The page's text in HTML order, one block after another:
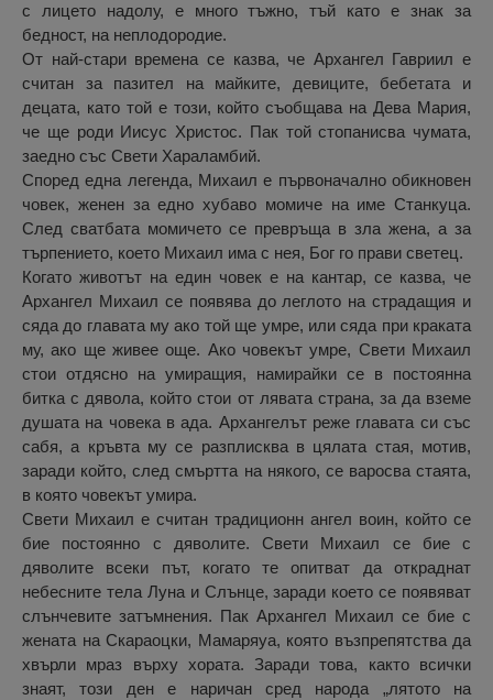
с лицето надолу, е много тъжно, тъй като е знак за
бедност, на неплодородие.
От най-стари времена се казва, че Архангел Гавриил е
считан за пазител на майките, девиците, бебетата и
децата, като той е този, който съобщава на Дева Мария,
че ще роди Иисус Христос. Пак той стопанисва чумата,
заедно със Свети Хараламбий.
Според една легенда, Михаил е първоначално обикновен
човек, женен за едно хубаво момиче на име Станкуца.
След сватбата момичето се превръща в зла жена, а за
търпението, което Михаил има с нея, Бог го прави светец.
Когато животът на един човек е на кантар, се казва, че
Архангел Михаил се появява до леглото на страдащия и
сяда до главата му ако той ще умре, или сяда при краката
му, ако ще живее още. Ако човекът умре, Свети Михаил
стои отдясно на умиращия, намирайки се в постоянна
битка с дявола, който стои от лявата страна, за да вземе
душата на човека в ада. Архангелът реже главата си със
сабя, а кръвта му се разплисква в цялата стая, мотив,
заради който, след смъртта на някого, се варосва стаята,
в която човекът умира.
Свети Михаил е считан традиционн ангел воин, който се
бие постоянно с дяволите. Свети Михаил се бие с
дяволите всеки път, когато те опитват да откраднат
небесните тела Луна и Слънце, заради което се появяват
слънчевите затъмнения. Пак Архангел Михаил се бие с
жената на Скараоцки, Мамаряуа, която възпрепятства да
хвърли мраз върху хората. Заради това, както всички
знаят, този ден е наричан сред народа „лятото на